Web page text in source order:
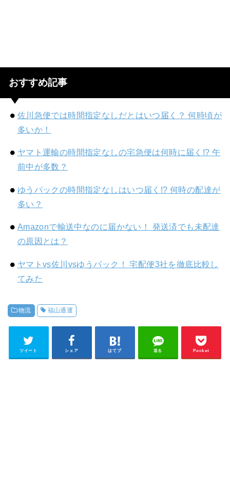
おすすめ記事
佐川急便では時間指定なしだとはいつ届く？ 何時頃が
多いか！
ヤマト運輸の時間指定なしの宅急便は何時に届く!? 午
前中が多数？
ゆうパックの時間指定なしはいつ届く!? 何時の配達が
多い？
Amazonで輸送中なのに届かない！ 発送済でも未配達
の原因とは？
ヤマトvs佐川vsゆうパック！ 宅配便3社を徹底比較し
てみた
物流 福山通運
ツイート シェア はてブ 送る Pocket